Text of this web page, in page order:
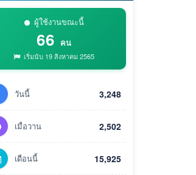
ผู้ใช้งานขณะนี้
66 คน
เริ่มนับ 19 สิงหาคม 2565
วันนี้ 3,248
เมื่อวาน 2,502
เดือนนี้ 15,925